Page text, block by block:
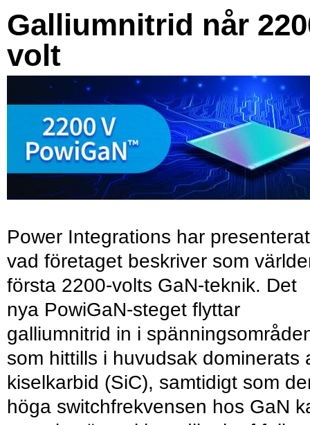
Galliumnitrid når
volt
Power Integrations har presenterat
vad företaget beskriver som
första 2200-volts GaN-teknik. Det
nya PowiGaN-steget flyttar
galliumnitrid in i
som hittills i huvudsak dominerats
kiselkarbid (SiC), samtidigt som
höga switchfrekvensen hos GaN